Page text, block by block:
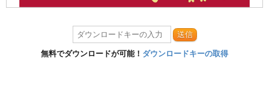
送信
無料でダウンロードが可能！ ダウンロードキーの取得